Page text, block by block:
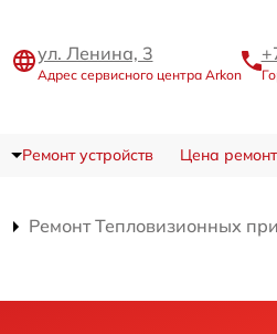
ул. Ленина, 3
Адрес сервисного центра Arkon
Ремонт устройств Цена
Ремонт Тепловизионных